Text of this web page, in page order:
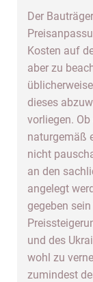
Der
Kosten auf
aber zu
dieses
vorliegen.
naturgemäß
nicht
an den
angelegt
gegeben
und des
wohl zu
zumindest